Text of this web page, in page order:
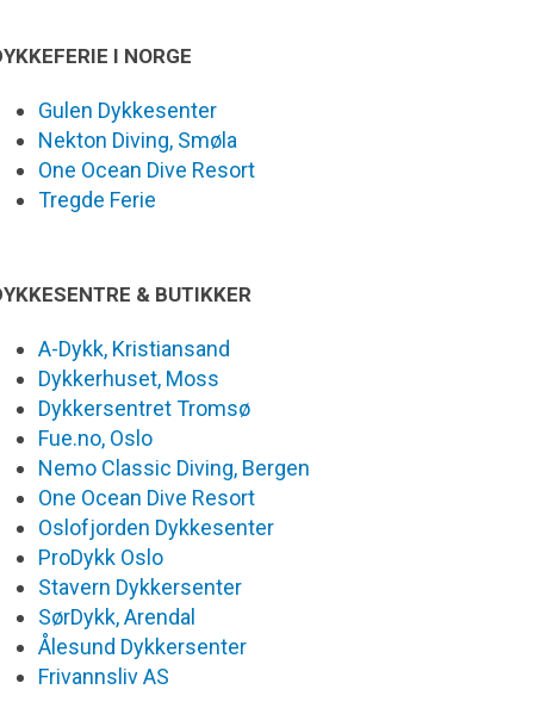
I NORGE
Gulen Dykkesenter
Nekton Diving, Smøla
One Ocean Dive Resort
Tregde Ferie
& BUTIKKER
A-Dykk, Kristiansand
Dykkerhuset, Moss
Dykkersentret Tromsø
Fue.no, Oslo
Nemo Classic Diving, Bergen
One Ocean Dive Resort
Oslofjorden Dykkesenter
ProDykk Oslo
Stavern Dykkersenter
SørDykk, Arendal
Ålesund Dykkersenter
Frivannsliv AS